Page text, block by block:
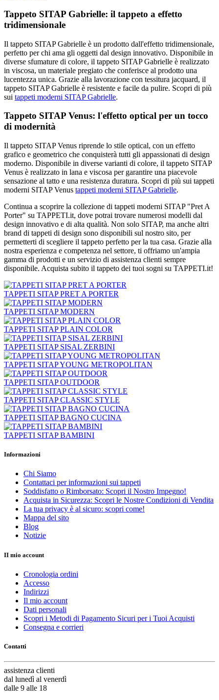
Tappeto SITAP Gabrielle: il tappeto a effetto
tridimensionale
Il tappeto SITAP Gabrielle è un prodotto dall'effetto tridimensionale,
perfetto per chi ama gli oggetti dal design innovativo. Disponibile in
diverse sfumature di colore, il tappeto SITAP Gabrielle è realizzato
in viscosa, un materiale pregiato che conferisce al prodotto una
lucentezza unica. Grazie alla lavorazione con tessitura jacquard, il
tappeto SITAP Gabrielle è resistente e facile da pulire. Scopri di più
sui tappeti moderni SITAP Gabrielle.
Tappeto SITAP Venus: l'effetto optical per un tocco
di modernità
Il tappeto SITAP Venus riprende lo stile optical, con un effetto
grafico e geometrico che conquisterà tutti gli appassionati di design
moderno. Disponibile in diverse varianti di colore, il tappeto SITAP
Venus è realizzato in lana e viscosa per garantire una piacevole
sensazione al tatto e una resistenza duratura. Scopri di più sui tappeti
moderni SITAP Venus tappeti moderni SITAP Gabrielle.
Continua a scoprire la collezione di tappeti moderni SITAP "Pret A
Porter" su TAPPETI.it, dove potrai trovare numerosi modelli dal
design innovativo e di alta qualità. Non solo SITAP, ma anche altri
brand di tappeti di design sono disponibili sul nostro sito, per
permetterti di scegliere il tappeto perfetto per la tua casa. Grazie alla
nostra esperienza e competenza nel settore, ti offriamo un'ampia
gamma di prodotti e un servizio di assistenza clienti sempre
disponibile. Acquista subito il tappeto dei tuoi sogni su TAPPETI.it!
TAPPETI SITAP PRET A PORTER
TAPPETI SITAP MODERN
TAPPETI SITAP PLAIN COLOR
TAPPETI SITAP SISAL ZERBINI
TAPPETI SITAP YOUNG METROPOLITAN
TAPPETI SITAP OUTDOOR
TAPPETI SITAP CLASSIC STYLE
TAPPETI SITAP BAGNO CUCINA
TAPPETI SITAP BAMBINI
Cancella filtri
TAPPETI SITAP BAGNO CUCINA
TAPPETI SITAP CLASSIC STYLE 61
TAPPETI SITAP ANTARES 13
TAPPETI SITAP GENOVA CLASSIC
TAPPETI SITAP HALI
TAPPETI SITAP MODERN
TAPPETI SITAP CASANOVA
TAPPETI SITAP FLORIAN
TAPPETI SITAP FUR 6
TAPPETI SITAP GENOVA
TAPPETI SITAP PUFF
Informazioni
Chi Siamo
Contattaci per informazioni sui tappeti
Soddisfatto o Rimborsato: Scopri il Nostro Impegno!
Acquista in Sicurezza: Scopri le Nostre Condizioni di Vendita
La tua privacy è al sicuro: scopri come!
Mappa del sito
Blog
Notizie
II mio account
Cronologia ordini
Accesso
Indirizzi
Il mio account
Dati personali
Scopri i Metodi di Pagamento Sicuri per i Tuoi Acquisti
Consegna e corrieri
Contatti
assistenza clienti
dal lunedì al venerdì
dalle 9 alle 18